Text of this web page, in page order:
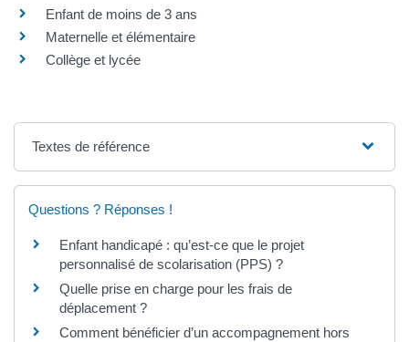
Enfant de moins de 3 ans
Maternelle et élémentaire
Collège et lycée
Textes de référence
Questions ? Réponses !
Enfant handicapé : qu’est-ce que le projet
personnalisé de scolarisation (PPS) ?
Quelle prise en charge pour les frais de
déplacement ?
Comment bénéficier d’un accompagnement hors